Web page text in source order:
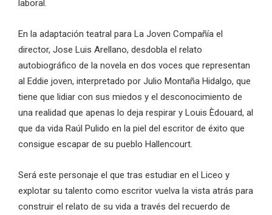
laboral.
En la adaptación teatral para La Joven Compañía el
director, Jose Luis Arellano, desdobla el relato
autobiográfico de la novela en dos voces que representan
al Eddie joven, interpretado por Julio Montaña Hidalgo, que
tiene que lidiar con sus miedos y el desconocimiento de
una realidad que apenas lo deja respirar y Louis Èdouard, al
que da vida Raúl Pulido en la piel del escritor de éxito que
consigue escapar de su pueblo Hallencourt.
Será este personaje el que tras estudiar en el Liceo y
explotar su talento como escritor vuelva la vista atrás para
construir el relato de su vida a través del recuerdo de